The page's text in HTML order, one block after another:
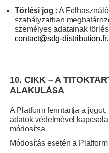
Törlési jog : A
szabályzatban
személyes adatainak
contact@sdg-distribution.fr.
10. CIKK – A
ALAKULÁSA
A Platform fenntartja a
adatok védelmével
módosítsa.
Módosítás esetén a